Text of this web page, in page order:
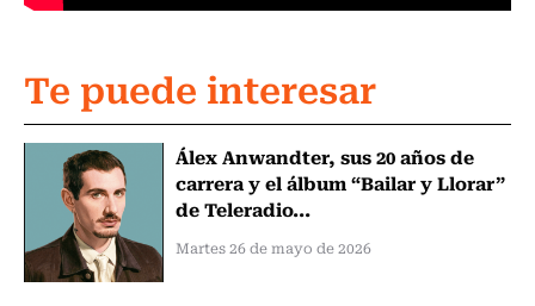
Te puede interesar
Álex Anwandter, sus 20 años de
carrera y el álbum “Bailar y Llorar”
de Teleradio...
Martes 26 de mayo de 2026